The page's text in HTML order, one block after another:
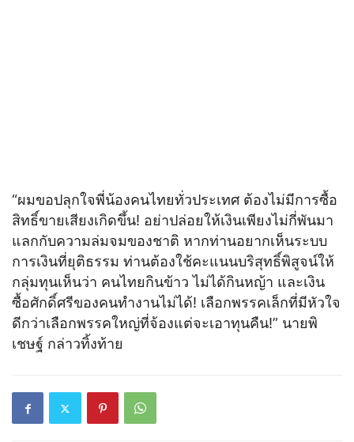
“ผมขอปลุกใจพี่น้องคนไทยทั่วประเทศ ต้องไม่มีการซื้อ
สิทธิ์ขายเสียงเกิดขึ้น! อย่าปล่อยให้เงินเพียงไม่กี่พันมา
แลกกับความล่มจมของชาติ หากท่านอยากเห็นระบบ
การเงินที่ยุติธรรม ท่านต้องใช้คะแนนบริสุทธิ์พิสูจน์ให้
กลุ่มทุนเห็นว่า คนไทยกินข้าว ไม่ได้กินหญ้า และเงิน
ซื้อศักดิ์ศรีของคนทำงานไม่ได้! เลือกพรรคเล็กที่มีหัวใจ
ดีกว่าเลือกพรรคใหญ่ที่จ้องแต่จะเอาทุนคืน!” นายพิ
เชษฐ์ กล่าวทิ้งท้าย